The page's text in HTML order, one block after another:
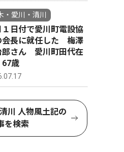
・愛川・清川
１日付で愛川町電設協
会長に就任した 梅澤
郎さん 愛川町田代在
歳
川 人物風土記の
を検索